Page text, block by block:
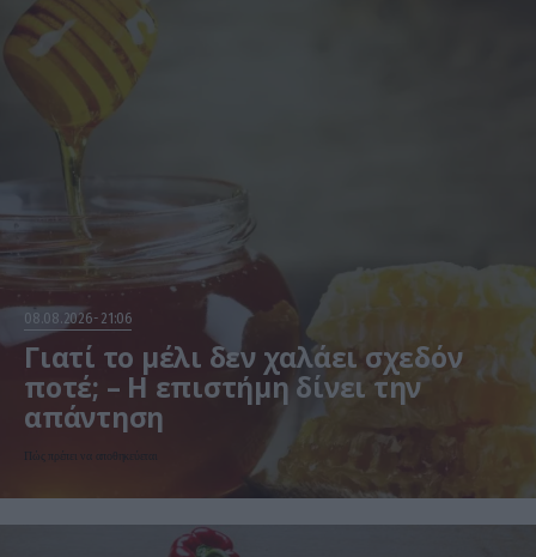
08.08.2026 21:06
Γιατί το μέλι δεν χαλάει σχεδόν
ποτέ; – Η επιστήμη δίνει την
απάντηση
Πώς πρέπει να αποθηκεύεται